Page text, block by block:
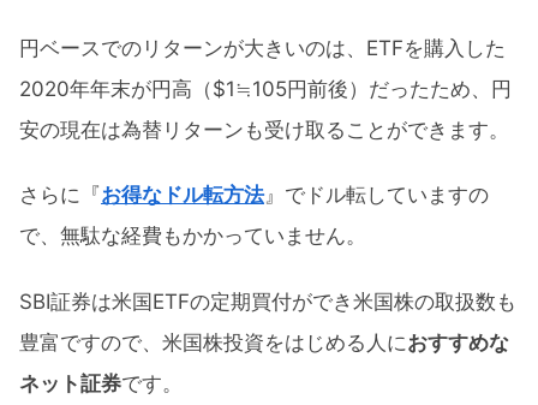
円ベースでのリターンが大きいのは、ETFを購入した
2020年年末が円高（$1≒105円前後）だったため、円
安の現在は為替リターンも受け取ることができます。
さらに『お得なドル転方法』でドル転していますの
で、無駄な経費もかかっていません。
SBI証券は米国ETFの定期買付ができ米国株の取扱数も
豊富ですので、米国株投資をはじめる人におすすめな
ネット証券です。